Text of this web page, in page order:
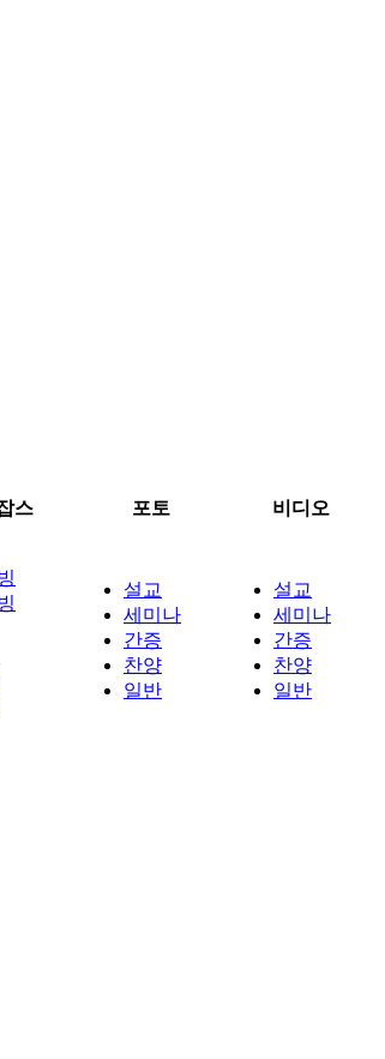
스 포토 비디오
설교
세미나
간증
찬양
일반
설교
세미나
간증
찬양
일반